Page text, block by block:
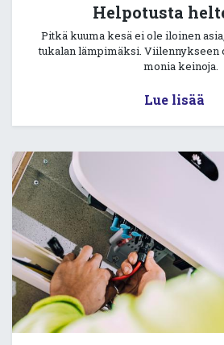
Helpotusta
Pitkä kuuma kesä ei ole iloinen
tukalan lämpimäksi. Viilennykseen
monia keinoja.
Lue lisää